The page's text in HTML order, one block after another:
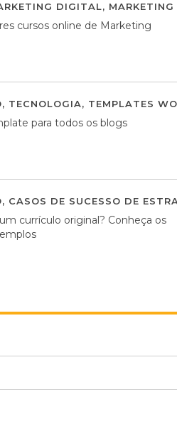
DIGITAL,
cursos online de Marketing
, TECNOLOGIA, TEMPLATES
para todos os blogs
, CASOS DE SUCESSO DE
currículo original? Conheça os